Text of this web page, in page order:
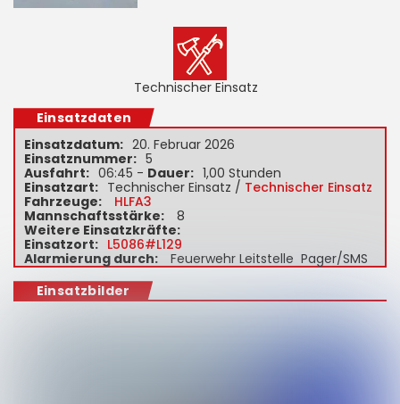
Technischer Einsatz
Einsatzdaten
Einsatzdatum: 20. Februar 2026
Einsatznummer: 5
Ausfahrt: 06:45 - Dauer: 1,00 Stunden
Einsatzart: Technischer Einsatz / Technischer Einsatz
Fahrzeuge:
HLFA3
Mannschaftsstärke:
8
Weitere Einsatzkräfte:
Einsatzort: L5086#L129
Alarmierung durch:
Feuerwehr Leitstelle Pager/SMS
Einsatzbilder